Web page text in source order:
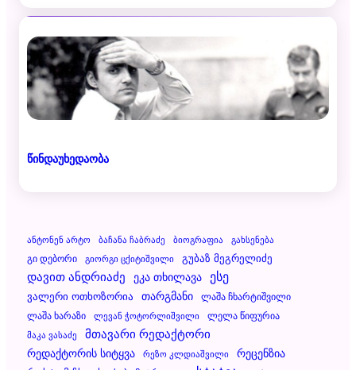
წინდაუხედაობა
Ანტონენ Არტო Ბაჩანა Ჩაბრაძე Ბიოგრაფია
Გახსენება
Გი Დებორი
Გიორგი Ცქიტიშვილი Გუბაზ Მეგრელიძე
Დავით Ანდრიაძე Ეკა Თხილავა Ესე
Ვალერი Ოთხოზორია Თარგმანი Ლაშა Ჩხარტიშვილი
Ლაშა Ხარაზი Ლევან Ჭოტორლიშვილი
Ლელა Წიფურია
Მაკა Ვასაძე
Მთავარი Რედაქტორი
Რედაქტორის Სიტყვა Რეზო Კლდიაშვილი Რეცენზია